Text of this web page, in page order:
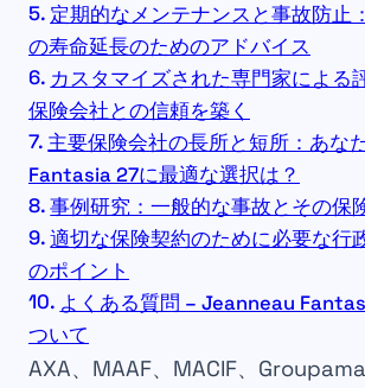
定期的なメンテナンスと事故防止
の寿命延長のためのアドバイス
カスタマイズされた専門家による
保険会社との信頼を築く
主要保険会社の長所と短所：あな
Fantasia 27に最適な選択は？
事例研究：一般的な事故とその保
適切な保険契約のために必要な行
のポイント
よくある質問 – Jeanneau
ついて
AXA、MAAF、MACIF、